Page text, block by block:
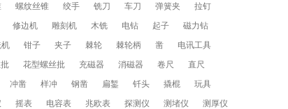
螺纹丝锥 绞手 铣刀 车刀 弹簧夹
拉钉
修边机 雕刻机 木铣 电钻 起子
磁力钻
钳子 夹子 棘轮 棘轮柄 凿
电讯工具
花型螺丝批 充磁器 消磁器 卷尺
直尺
冲凿 样冲 钢凿 扁錾 钎头 撬棍
玩具
摇表 电容表 兆欧表 探测仪 测堵仪
测厚仪